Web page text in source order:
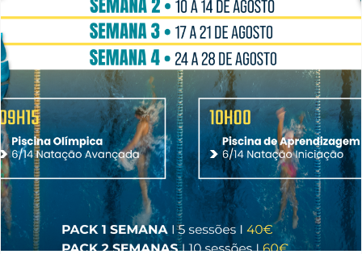
Aulas de Natação de Verão 2026